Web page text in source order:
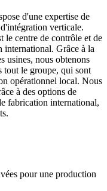
d'une expertise de
verticale.
le centre de contrôle et de
international. Grâce à la
usines, nous obtenons
tout le groupe, qui sont
opérationnel local. Nous
à des options de
fabrication international,
pour une production